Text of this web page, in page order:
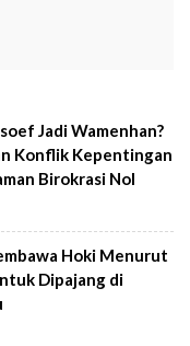
Jadi Wamenhan?
Konflik Kepentingan
Birokrasi Nol
Hoki Menurut
Dipajang di